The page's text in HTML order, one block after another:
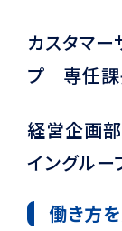
カスタマ
プ 専任
経営企画
イングル
働き方